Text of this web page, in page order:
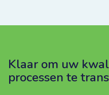
Klaar om uw
processen te